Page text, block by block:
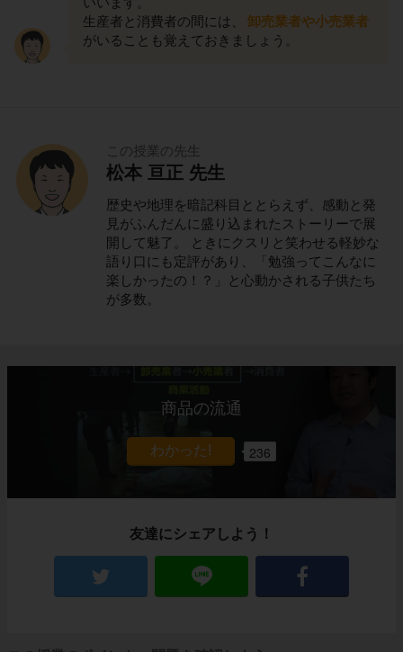
生産者と消費者の間には、
卸売業者や小売業者
がいることも覚えておきましょう。
この授業の先生
松本 亘正 先生
歴史や地理を暗記科目ととらえず、感動と発
見がふんだんに盛り込まれたストーリーで展
開して魅了。 ときにクスリと笑わせる軽妙な
語り口にも定評があり、「勉強ってこんなに
楽しかったの！？」と心動かされる子供たち
が多数。
商品の流通
236
友達にシェアしよう！